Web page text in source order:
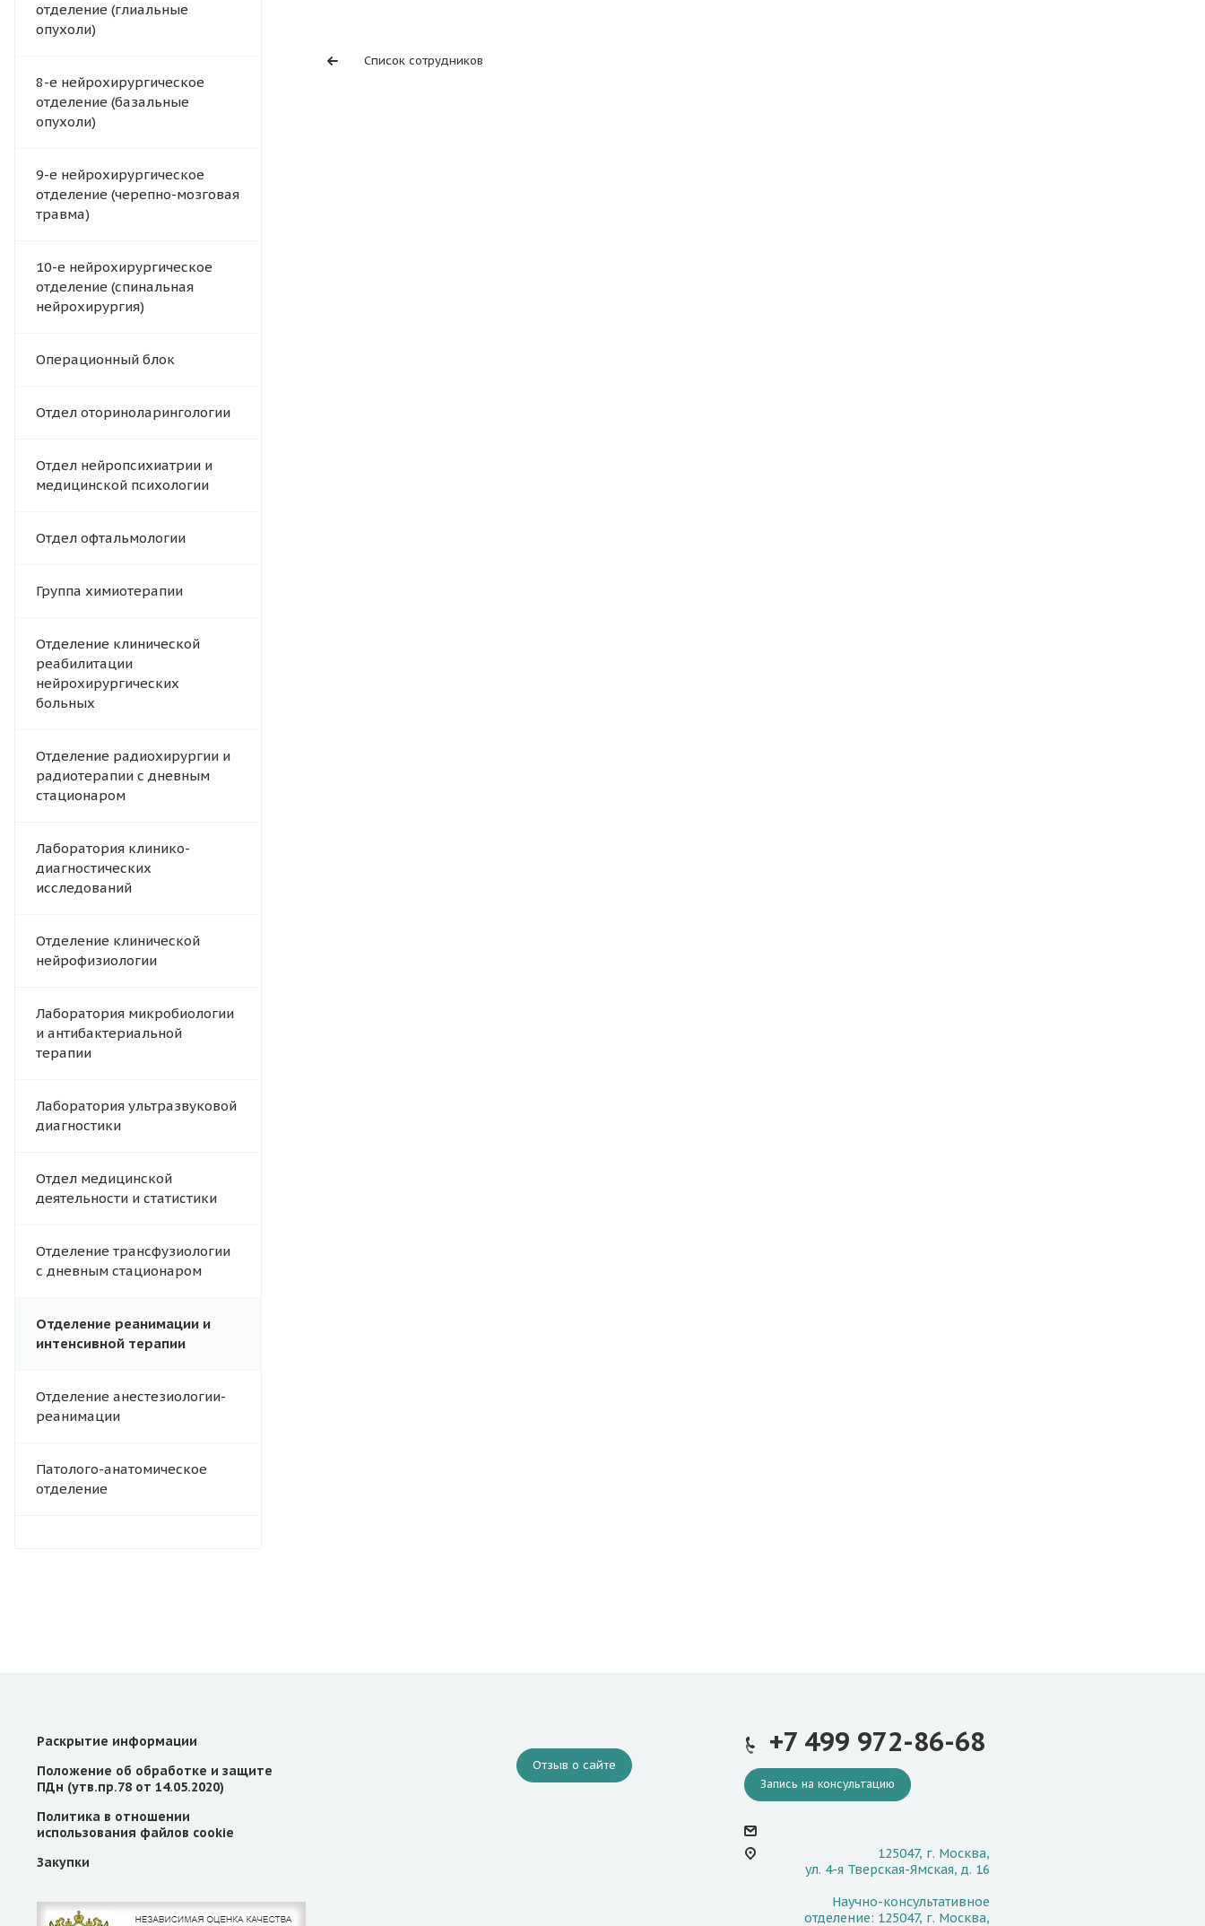
отделение (глиальные
опухоли)
8-е нейрохирургическое
отделение (базальные
опухоли)
9-е нейрохирургическое
отделение (черепно-мозговая
травма)
10-е нейрохирургическое
отделение (спинальная
нейрохирургия)
Операционный блок
Отдел оториноларингологии
Отдел нейропсихиатрии и
медицинской психологии
Отдел офтальмологии
Группа химиотерапии
Отделение клинической
реабилитации
нейрохирургических
больных
Отделение радиохирургии и
радиотерапии с дневным
стационаром
Лаборатория клинико-
диагностических
исследований
Отделение клинической
нейрофизиологии
Лаборатория микробиологии
и антибактериальной
терапии
Лаборатория ультразвуковой
диагностики
Отдел медицинской
деятельности и статистики
Отделение трансфузиологии
с дневным стационаром
Отделение реанимации и
интенсивной терапии
Отделение анестезиологии-
реанимации
Патолого-анатомическое
отделение
Список сотрудников
Раскрытие информации
Положение об обработке и защите
ПДн (утв.пр.78 от 14.05.2020)
Политика в отношении
использования файлов cookie
Закупки
Отзыв о сайте
+7 499 972-86-68
Запись на консультацию
125047, г. Москва,
ул. 4-я Тверская-Ямская, д. 16
Научно-консультативное
отделение: 125047, г. Москва,